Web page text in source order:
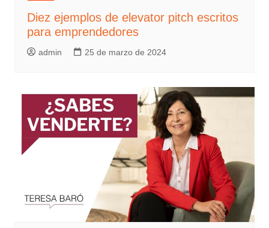
Diez ejemplos de elevator pitch escritos
para emprendedores
admin 25 de marzo de 2024